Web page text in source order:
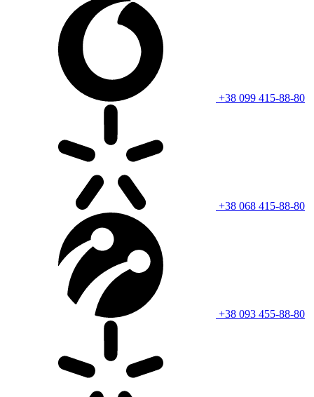
+38 099 415-88-80
+38 068 415-88-80
+38 093 455-88-80